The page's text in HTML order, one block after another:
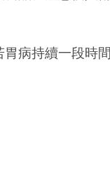
病持續一段時